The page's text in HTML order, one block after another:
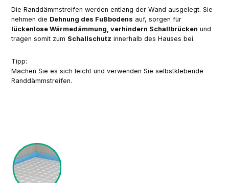
Die Randdämmstreifen werden entlang der Wand ausgelegt. Sie
nehmen die Dehnung des Fußbodens auf, sorgen für
lückenlose Wärmedämmung, verhindern Schallbrücken und
tragen somit zum Schallschutz innerhalb des Hauses bei.
Tipp:
Machen Sie es sich leicht und verwenden Sie selbstklebende
Randdämmstreifen.